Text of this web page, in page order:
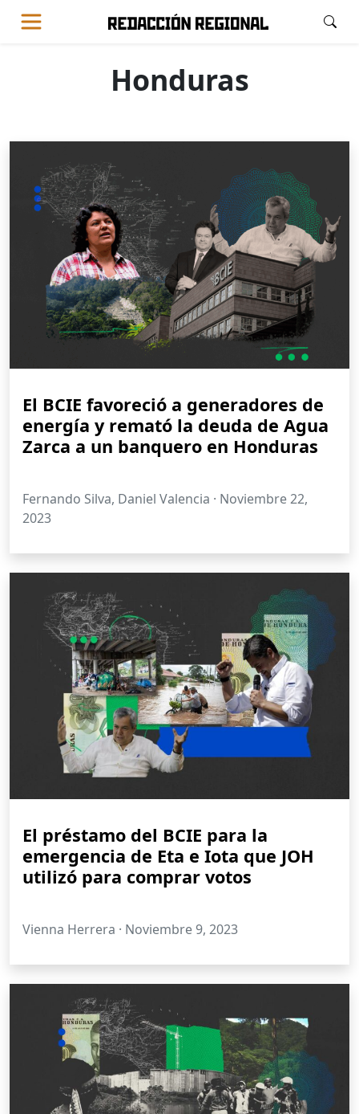
Honduras
El BCIE favoreció a generadores de
energía y remató la deuda de Agua
Zarca a un banquero en Honduras
Fernando Silva, Daniel Valencia · Noviembre 22,
2023
El préstamo del BCIE para la
emergencia de Eta e Iota que JOH
utilizó para comprar votos
Vienna Herrera · Noviembre 9, 2023